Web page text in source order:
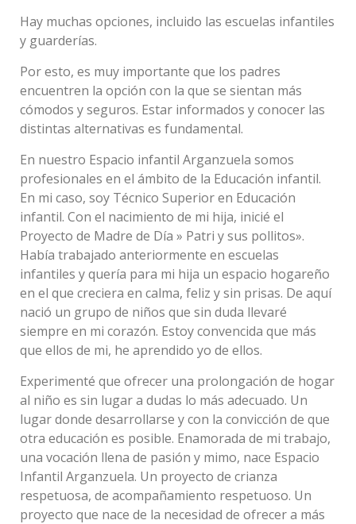
Castro
Gema
María
Honrubia
Logopeda
Ana
De
Benito
Martínez
Hay muchas opciones, incluido las escuelas infantiles
y guarderías.
Por esto, es muy importante que los padres
encuentren la opción con la que se sientan más
cómodos y seguros. Estar informados y conocer las
distintas alternativas es fundamental.
En nuestro Espacio infantil Arganzuela somos
profesionales en el ámbito de la Educación infantil.
En mi caso, soy Técnico Superior en Educación
infantil. Con el nacimiento de mi hija, inicié el
Proyecto de Madre de Día » Patri y sus pollitos».
Había trabajado anteriormente en escuelas
infantiles y quería para mi hija un espacio hogareño
en el que creciera en calma, feliz y sin prisas. De aquí
nació un grupo de niños que sin duda llevaré
siempre en mi corazón. Estoy convencida que más
que ellos de mi, he aprendido yo de ellos.
Experimenté que ofrecer una prolongación de hogar
al niño es sin lugar a dudas lo más adecuado. Un
lugar donde desarrollarse y con la convicción de que
otra educación es posible. Enamorada de mi trabajo,
una vocación llena de pasión y mimo, nace Espacio
Infantil Arganzuela. Un proyecto de crianza
respetuosa, de acompañamiento respetuoso. Un
proyecto que nace de la necesidad de ofrecer a más